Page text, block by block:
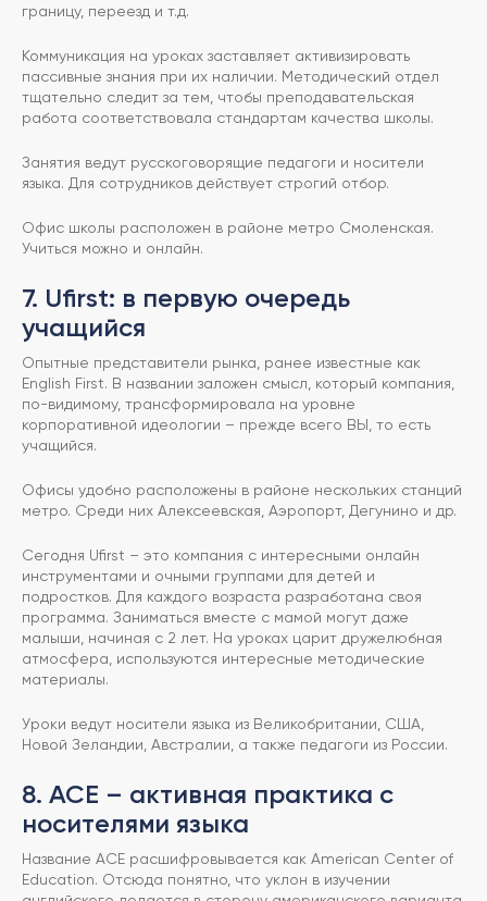
границу, переезд и т.д.
Коммуникация на уроках заставляет активизировать
пассивные знания при их наличии. Методический отдел
тщательно следит за тем, чтобы преподавательская
работа соответствовала стандартам качества школы.
Занятия ведут русскоговорящие педагоги и носители
языка. Для сотрудников действует строгий отбор.
Офис школы расположен в районе метро Смоленская.
Учиться можно и онлайн.
7. Ufirst: в первую очередь
учащийся
Опытные представители рынка, ранее известные как
English First. В названии заложен смысл, который компания,
по-видимому, трансформировала на уровне
корпоративной идеологии – прежде всего ВЫ, то есть
учащийся.
Офисы удобно расположены в районе нескольких станций
метро. Среди них Алексеевская, Аэропорт, Дегунино и др.
Сегодня Ufirst – это компания с интересными онлайн
инструментами и очными группами для детей и
подростков. Для каждого возраста разработана своя
программа. Заниматься вместе с мамой могут даже
малыши, начиная с 2 лет. На уроках царит дружелюбная
атмосфера, используются интересные методические
материалы.
Уроки ведут носители языка из Великобритании, США,
Новой Зеландии, Австралии, а также педагоги из России.
8. ACE – активная практика с
носителями языка
Название ACE расшифровывается как American Center of
Education. Отсюда понятно, что уклон в изучении